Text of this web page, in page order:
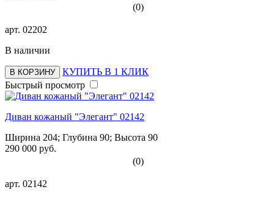
(0)
арт. 02202
В наличии
В КОРЗИНУ
КУПИТЬ В 1 КЛИК
Быстрый просмотр
Диван кожаный "Элегант" 02142
Ширина 204; Глубина 90; Высота 90
290 000 руб.
(0)
арт. 02142